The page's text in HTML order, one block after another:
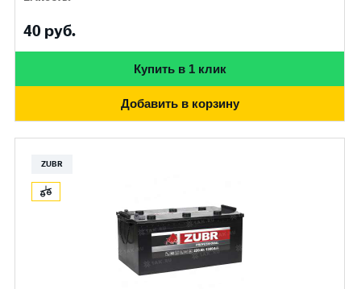
40 руб.
Купить в 1 клик
Добавить в корзину
ZUBR